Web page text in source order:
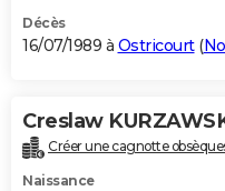
Décès
16/07/1989 à Ostricourt(
Creslaw
Créer une cagnotte
Naissance